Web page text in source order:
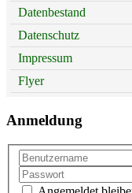
Datenbestand
Datenschutz
Impressum
Flyer
Anmeldung